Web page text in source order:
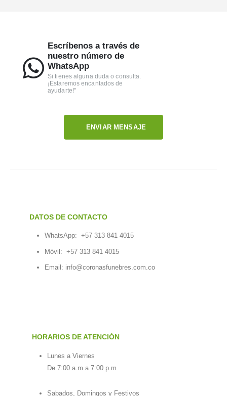
Escríbenos a través de
nuestro número de
WhatsApp
Si tienes alguna duda o consulta.
¡Estaremos encantados de
ayudarte!"
ENVIAR MENSAJE
DATOS DE CONTACTO
WhatsApp: +57 313 841 4015
Móvil: +57 313 841 4015
Email: info@coronasfunebres.com.co
HORARIOS DE ATENCIÓN
Lunes a Viernes
De 7:00 a.m a 7:00 p.m
Sabados, Domingos y Festivos